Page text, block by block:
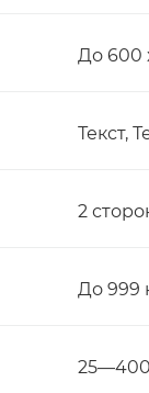
До 600
Текст,
2
До 999